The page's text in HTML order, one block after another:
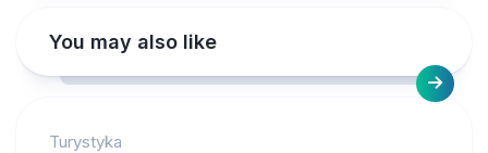
You may also like
Turystyka